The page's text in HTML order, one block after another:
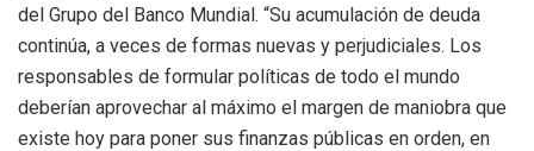
del Grupo del Banco Mundial. “Su acumulación de deuda
continúa, a veces de formas nuevas y perjudiciales. Los
responsables de formular políticas de todo el mundo
deberían aprovechar al máximo el margen de maniobra que
existe hoy para poner sus finanzas públicas en orden, en